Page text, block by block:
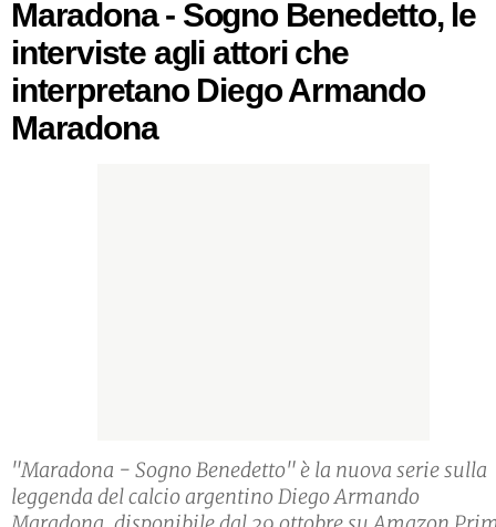
Maradona - Sogno Benedetto, le
interviste agli attori che
interpretano Diego Armando
Maradona
"Maradona - Sogno Benedetto" è la nuova serie sulla
leggenda del calcio argentino Diego Armando